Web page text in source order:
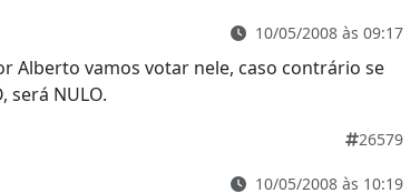
10/05/2008 às 09:17
Alberto vamos votar nele, caso contrário se
será NULO.
26579
10/05/2008 às 10:19